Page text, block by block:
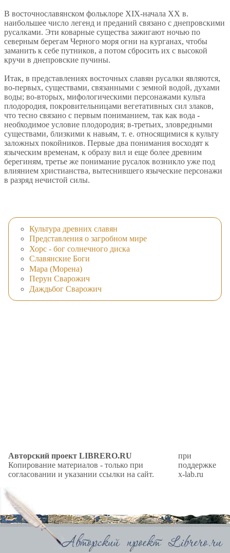
В восточнославянском фольклоре XIX-начала XX в.
наибольшее число легенд и преданий связано с днепровскими
русалками. Эти коварные существа зажигают ночью по
северным берегам Черного моря огни на курганах, чтобы
заманить к себе путников, а потом сбросить их с высокой
кручи в днепровские пучины.
Итак, в представлениях восточных славян русалки являются,
во-первых, существами, связанными с земной водой, духами
воды; во-вторых, мифологическими персонажами культа
плодородия, покровительницами вегетативных сил злаков,
что тесно связано с первым пониманием, так как вода -
необходимое условие плодородия; в-третьих, зловредными
существами, близкими к навьям, т. е. относящимися к культу
заложных покойников. Первые два понимания восходят к
языческим временам, к образу вил и еще более древним
берегиням, третье же понимание русалок возникло уже под
влиянием христианства, вытеснившего языческие персонажи
в разряд нечистой силы.
Культура древних славян
Представления о загробном мире
Хорс - бог солнечного диска
Славянские Боги
Мара (Морена)
Перун Сварожич
Даждьбог Сварожич
Авторский проект LIBRERO.RU
Копирование материалов - только при
согласовании и указании ссылки на сайт.
при
поддержке
x-lab.ru